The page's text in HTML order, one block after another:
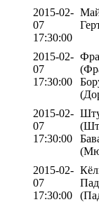
2015-02-
07
17:30:00
2015-02-
07
17:30:00
2015-02-
07
17:30:00
2015-02-
07
17:30:00